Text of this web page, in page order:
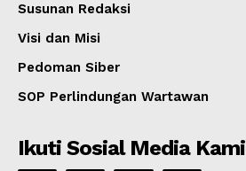
Susunan Redaksi
Visi dan Misi
Pedoman Siber
SOP Perlindungan Wartawan
Ikuti Sosial Media Kami